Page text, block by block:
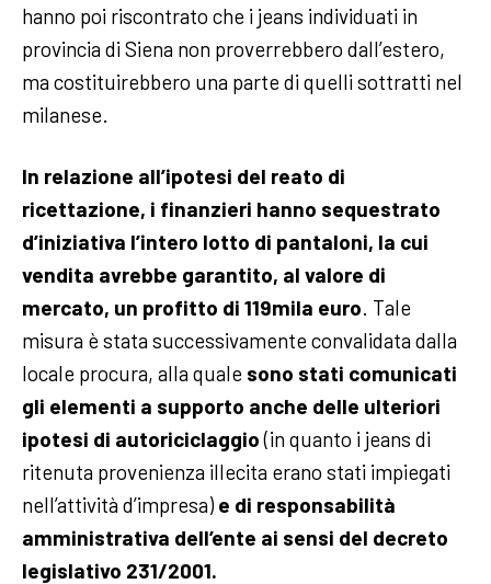
hanno poi riscontrato che i jeans individuati in
provincia di Siena non proverrebbero dall’estero,
ma costituirebbero una parte di quelli sottratti nel
milanese.
In relazione all’ipotesi del reato di
ricettazione, i finanzieri hanno sequestrato
d’iniziativa l’intero lotto di pantaloni, la cui
vendita avrebbe garantito, al valore di
mercato, un profitto di 119mila euro . Tale
misura è stata successivamente convalidata dalla
locale procura, alla quale sono stati comunicati
gli elementi a supporto anche delle ulteriori
ipotesi di autoriciclaggio(in quanto i jeans di
ritenuta provenienza illecita erano stati impiegati
nell’attività d’impresa) e di responsabilità
amministrativa dell’ente ai sensi del decreto
legislativo 231/2001.